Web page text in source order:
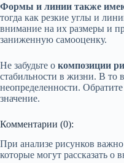
Формы и линии также
тогда как резкие углы и
внимание на их размеры и
заниженную самооценку.
Не забудьте о композиции
стабильности в жизни. В то
неопределенности.
значение.
Комментарии (0):
При анализе рисунков
которые могут рассказать о